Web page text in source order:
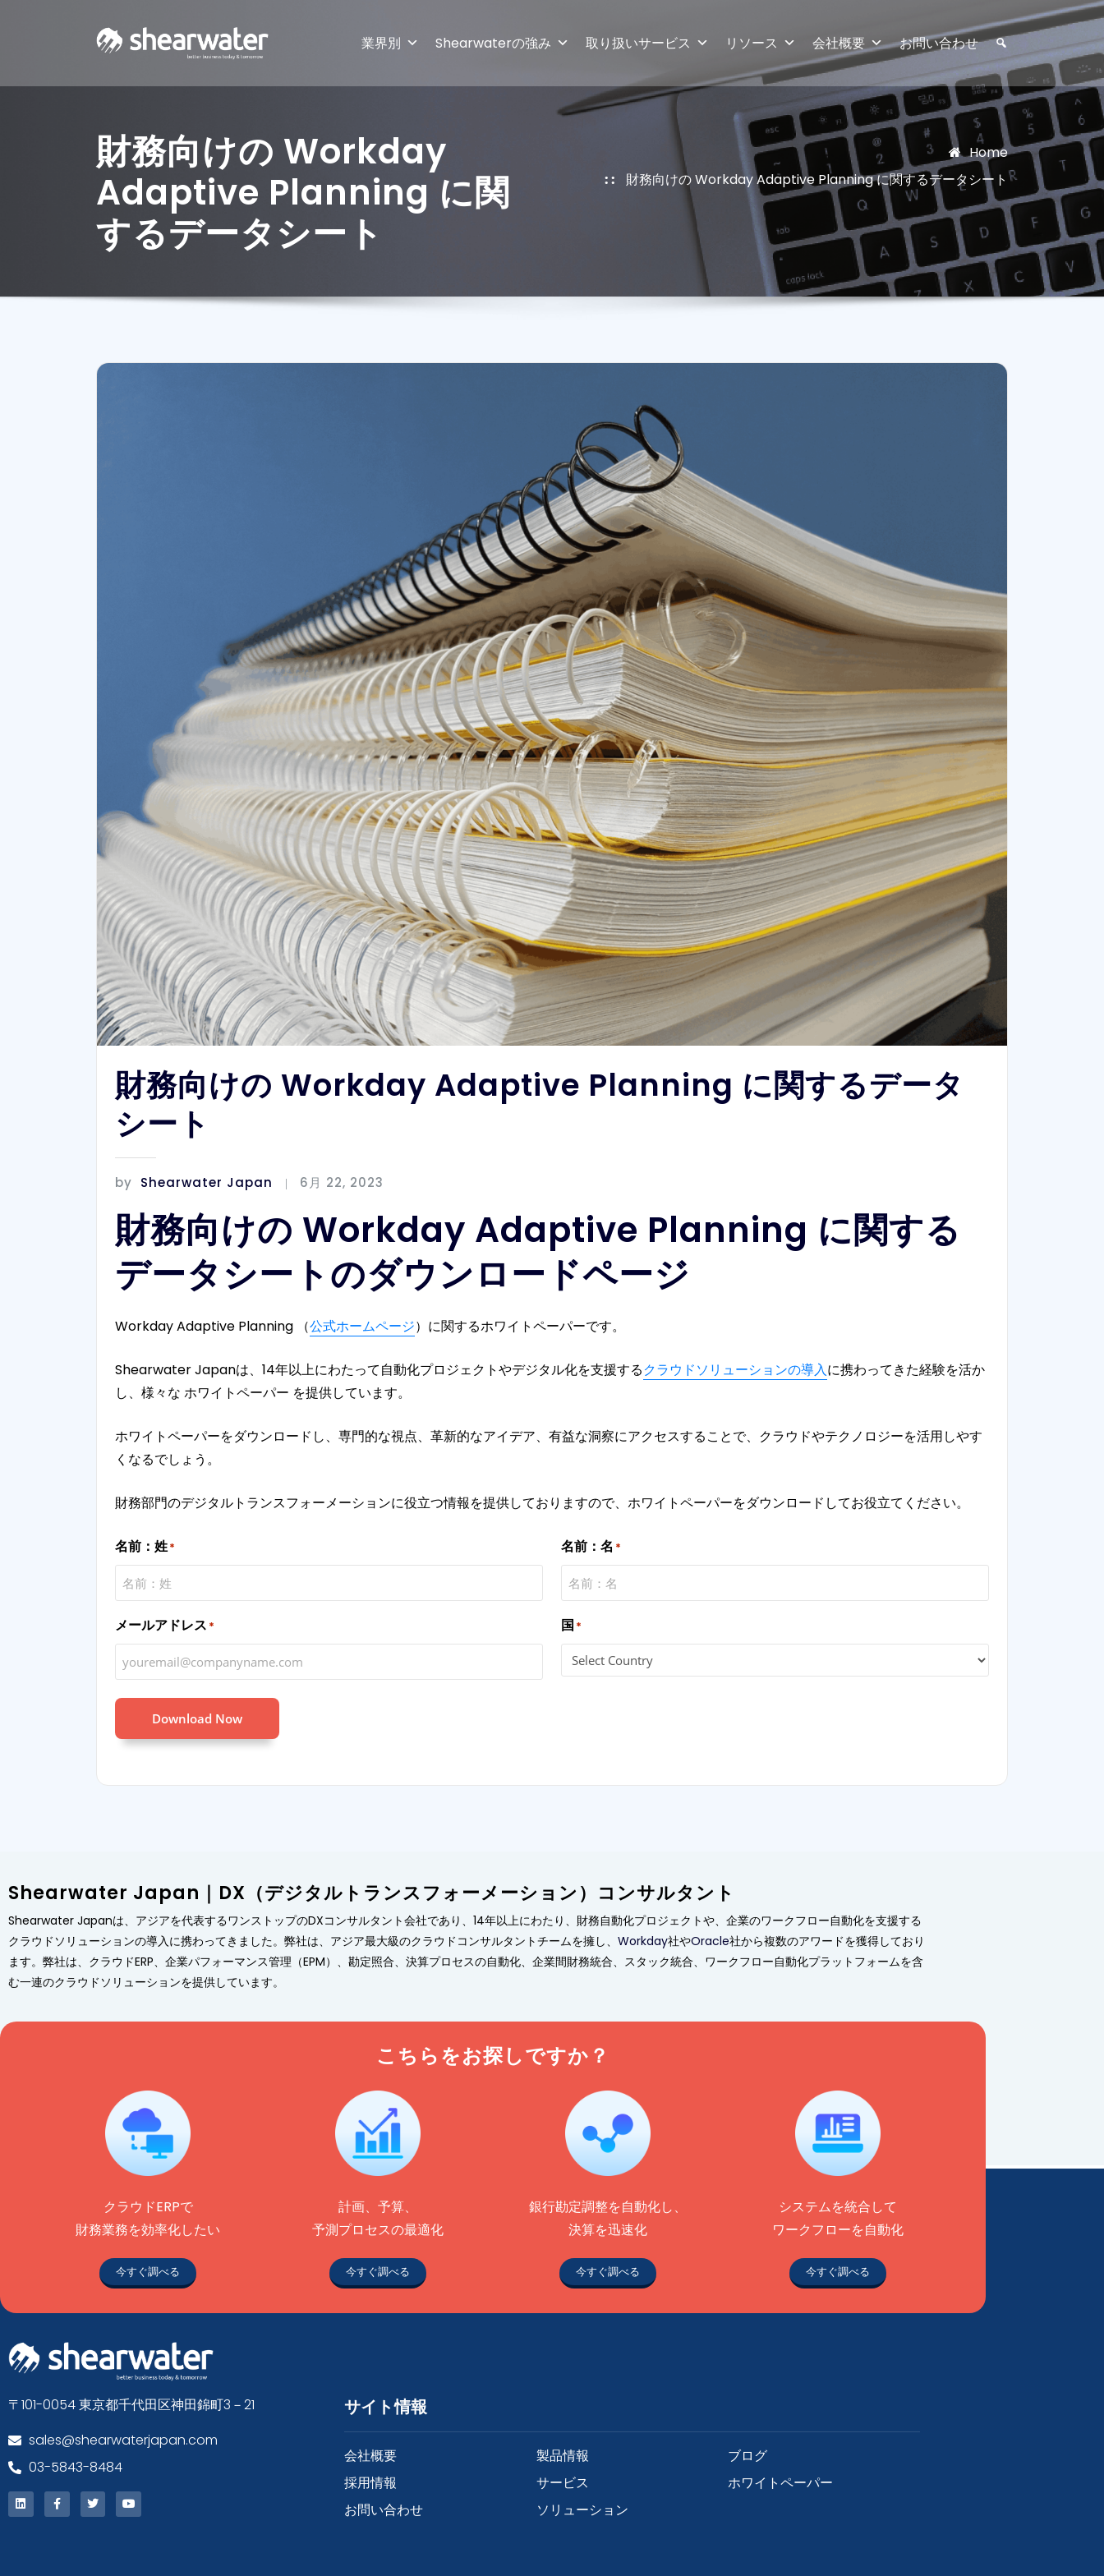
業界別 Shearwaterの強み 取り扱いサービス リソース 会社概要 お問い合わせ
財務向けの Workday
Adaptive Planning に関
するデータシート
Home
財務向けの Workday Adaptive Planning に関するデータシート
財務向けの Workday Adaptive Planning に関するデータ
シート
by Shearwater Japan 6月 22, 2023
財務向けの Workday Adaptive Planning に関する
データシートのダウンロードページ
Workday Adaptive Planning （公式ホームページ）に関するホワイトペーパーです。
Shearwater Japanは、14年以上にわたって自動化プロジェクトやデジタル化を支援するクラウドソリューションの導入に携わってきた経験を活か
し、様々な ホワイトペーパー を提供しています。
ホワイトペーパーをダウンロードし、専門的な視点、革新的なアイデア、有益な洞察にアクセスすることで、クラウドやテクノロジーを活用しやす
くなるでしょう。
財務部門のデジタルトランスフォーメーションに役立つ情報を提供しておりますので、ホワイトペーパーをダウンロードしてお役立てください。
名前：姓* 名前：名 *
メールアドレス * 国 *
Download Now
Shearwater Japan｜DX（デジタルトランスフォーメーション）コンサルタント
Shearwater Japanは、アジアを代表するワンストップのDXコンサルタント会社であり、14年以上にわたり、財務自動化プロジェクトや、企業のワークフロー自動化を支援する
クラウドソリューションの導入に携わってきました。弊社は、アジア最大級のクラウドコンサルタントチームを擁し、 Workday社やOracle社から複数のアワードを獲得しており
ます。弊社は、クラウドERP、企業パフォーマンス管理（EPM）、勘定照合、決算プロセスの自動化、企業間財務統合、スタック統合、ワークフロー自動化プラットフォームを含
む一連のクラウドソリューションを提供しています。
こちらをお探しですか？
クラウドERPで
財務業務を効率化したい
今すぐ調べる
計画、予算、
予測プロセスの最適化
今すぐ調べる
銀行勘定調整を自動化し、
決算を迅速化
今すぐ調べる
システムを統合して
ワークフローを自動化
今すぐ調べる
〒101-0054 東京都千代田区神田錦町3－21
sales@shearwaterjapan.com
03-5843-8484
サイト情報
会社概要
採用情報
お問い合わせ
製品情報
サービス
ソリューション
ブログ
ホワイトペーパー